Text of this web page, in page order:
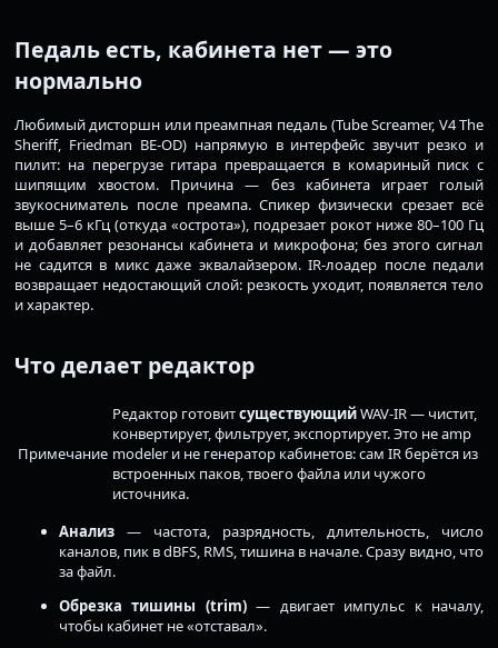
Педаль есть, кабинета нет — это
нормально
Любимый дисторшн или преампная педаль (Tube Screamer, V4 The
Sheriff, Friedman BE-OD) напрямую в интерфейс звучит резко и
пилит: на перегрузе гитара превращается в комариный писк с
шипящим хвостом. Причина — без кабинета играет голый
звукосниматель после преампа. Спикер физически срезает всё
выше 5–6 кГц (откуда «острота»), подрезает рокот ниже 80–100 Гц
и добавляет резонансы кабинета и микрофона; без этого сигнал
не садится в микс даже эквалайзером. IR-лоадер после педали
возвращает недостающий слой: резкость уходит, появляется тело
и характер.
Что делает редактор
Примечание
Редактор готовитсуществующийWAV-IR — чистит,
конвертирует, фильтрует, экспортирует. Это не amp
modeler и не генератор кабинетов: сам IR берётся из
встроенных паков, твоего файла или чужого
источника.
Анализ — частота, разрядность, длительность, число
каналов, пик в dBFS, RMS, тишина в начале. Сразу видно, что
за файл.
Обрезка тишины (trim)— двигает импульс к началу,
чтобы кабинет не «отставал».